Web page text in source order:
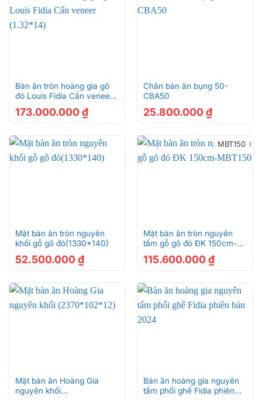
Bàn ăn tròn hoàng gia gõ
đỏ Louis Fidia Cẩn veneer
173.000.000 ₫
Chân bàn ăn bụng 50-
CBA50
25.800.000 ₫
Mặt bàn ăn tròn nguyên
khối gỗ gõ đỏ(1330*140)
52.500.000 ₫
MBT150
Mặt bàn ăn tròn nguyên
tấm gỗ gõ đỏ ĐK 150cm-
115.600.000 ₫
Mặt bàn ăn Hoàng Gia
nguyên khối
Bàn ăn hoàng gia nguyên
tấm phối ghế Fidia phiên